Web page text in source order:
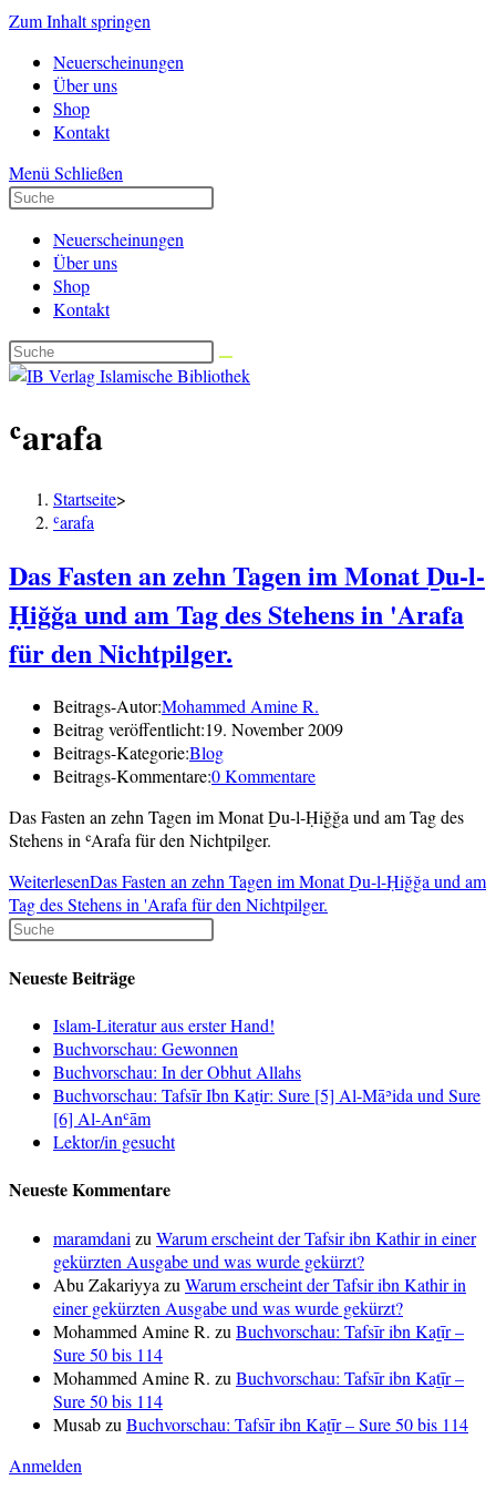
Zum Inhalt springen
Neuerscheinungen
Über uns
Shop
Kontakt
Menü Schließen
Neuerscheinungen
Über uns
Shop
Kontakt
ʿarafa
Startseite>
ʿarafa
Das Fasten an zehn Tagen im Monat Ḏu-l-
Ḥiğğa und am Tag des Stehens in 'Arafa
für den Nichtpilger.
Beitrags-Autor:Mohammed Amine R.
Beitrag veröffentlicht:19. November 2009
Beitrags-Kategorie:Blog
Beitrags-Kommentare:0 Kommentare
Das Fasten an zehn Tagen im Monat Ḏu-l-Ḥiğğa und am Tag des
Stehens in ʿArafa für den Nichtpilger.
WeiterlesenDas Fasten an zehn Tagen im Monat Ḏu-l-Ḥiğğa und am
Tag des Stehens in 'Arafa für den Nichtpilger.
Neueste Beiträge
Islam-Literatur aus erster Hand!
Buchvorschau: Gewonnen
Buchvorschau: In der Obhut Allahs
Buchvorschau: Tafsīr Ibn Kaṯir: Sure [5] Al-Māʾida und Sure
[6] Al-Anʿām
Lektor/in gesucht
Neueste Kommentare
maramdani zu Warum erscheint der Tafsir ibn Kathir in einer
gekürzten Ausgabe und was wurde gekürzt?
Abu Zakariyya zu Warum erscheint der Tafsir ibn Kathir in
einer gekürzten Ausgabe und was wurde gekürzt?
Mohammed Amine R. zu Buchvorschau: Tafsīr ibn Kaṯīr –
Sure 50 bis 114
Mohammed Amine R. zu Buchvorschau: Tafsīr ibn Kaṯīr –
Sure 50 bis 114
Musabzu Buchvorschau: Tafsīr ibn Kaṯīr – Sure 50 bis 114
Anmelden